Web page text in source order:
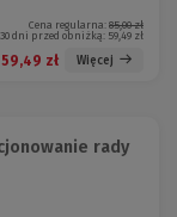
Cena regularna: 85,00 zł
dni przed obniżką: 59,49 zł
59,49 zł Więcej
rady